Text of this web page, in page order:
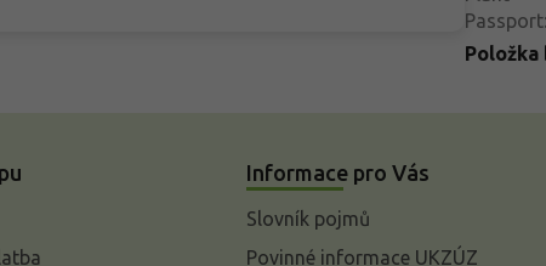
Passport:
Informace pro Vás
Slovník pojmů
Povinné informace UKZÚZ